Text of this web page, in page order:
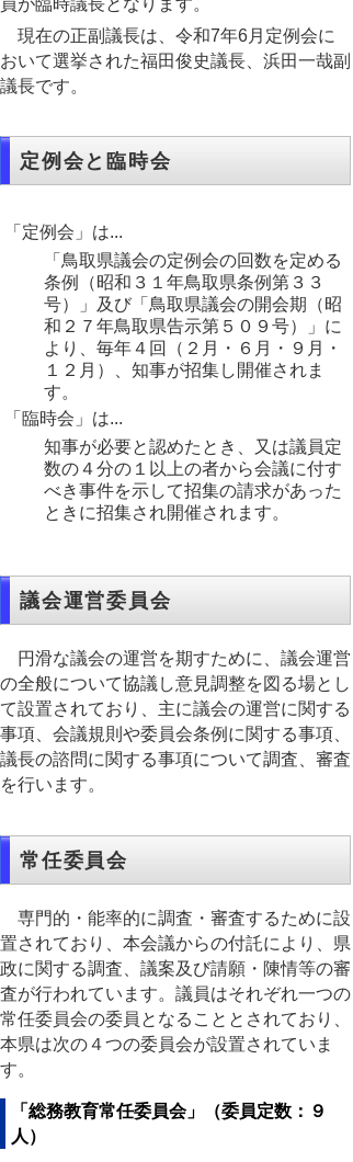
現在の正副議長は、令和7年6月定例会に
おいて選挙された福田俊史議長、浜田一哉副
議長です。
定例会と臨時会
「定例会」は...
「鳥取県議会の定例会の回数を定める
条例（昭和３１年鳥取県条例第３３
号）」及び「鳥取県議会の開会期（昭
和２７年鳥取県告示第５０９号）」に
より、毎年４回（２月・６月・９月・
１２月）、知事が招集し開催されま
す。
「臨時会」は...
知事が必要と認めたとき、又は議員定
数の４分の１以上の者から会議に付す
べき事件を示して招集の請求があった
ときに招集され開催されます。
議会運営委員会
円滑な議会の運営を期すために、議会運営
の全般について協議し意見調整を図る場とし
て設置されており、主に議会の運営に関する
事項、会議規則や委員会条例に関する事項、
議長の諮問に関する事項について調査、審査
を行います。
常任委員会
専門的・能率的に調査・審査するために設
置されており、本会議からの付託により、県
政に関する調査、議案及び請願・陳情等の審
査が行われています。議員はそれぞれ一つの
常任委員会の委員となることとされており、
本県は次の４つの委員会が設置されていま
す。
「総務教育常任委員会」（委員定数：９
人）